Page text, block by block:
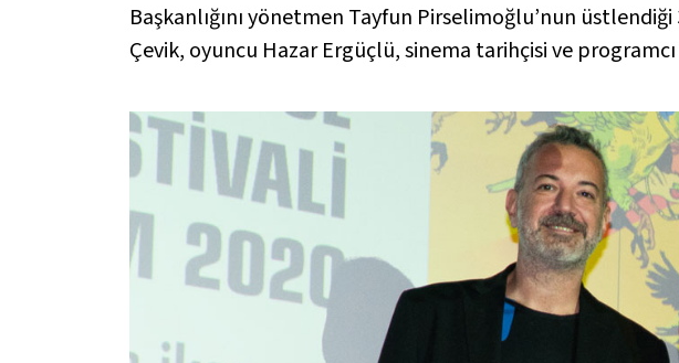
Başkanlığını yönetmen Tayfun Pirselimoğlu’nun
Çevik, oyuncu Hazar Ergüçlü, sinema tarihçisi ve